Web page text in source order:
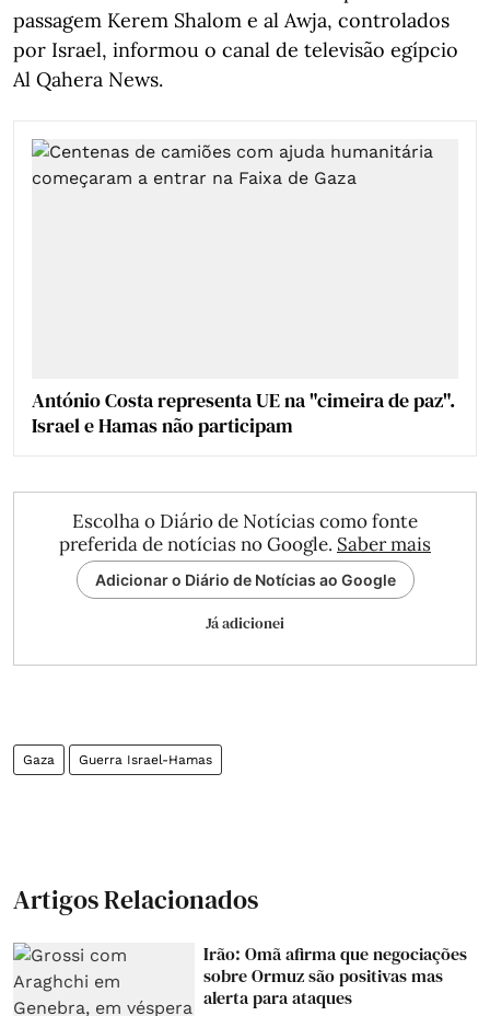
passagem Kerem Shalom e al Awja, controlados
por Israel, informou o canal de televisão egípcio
Al Qahera News.
António Costa representa UE na "cimeira de paz".
Israel e Hamas não participam
Escolha o Diário de Notícias como fonte
preferida de notícias no Google. Saber mais
Adicionar o Diário de Notícias ao Google
Já adicionei
Gaza Guerra Israel-Hamas
Artigos Relacionados
Irão: Omã afirma que negociações
sobre Ormuz são positivas mas
alerta para ataques